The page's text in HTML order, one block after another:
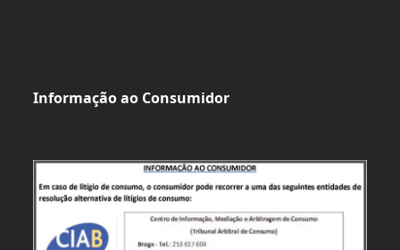
Informação ao Consumidor